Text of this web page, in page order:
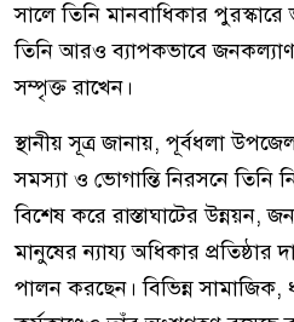
সালে তিনি মানবাধিকার
তিনি আরও ব্যাপকভাবে
সম্পৃক্ত রাখেন।
স্থানীয় সূত্র জানায়, পূর্বধলা
সমস্যা ও ভোগান্তি নিরসনে তিনি
বিশেষ করে রাস্তাঘাটের উন্নয়ন,
মানুষের ন্যায্য অধিকার প্রতিষ্ঠার
পালন করছেন। বিভিন্ন সামাজিক,